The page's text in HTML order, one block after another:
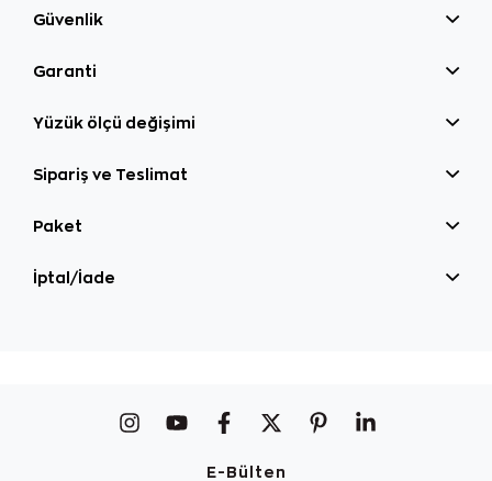
Güvenlik
Garanti
Yüzük ölçü değişimi
Sipariş ve Teslimat
Paket
İptal/İade
E-Bülten